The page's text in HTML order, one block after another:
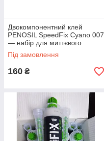
Двокомпонентний клей
PENOSIL SpeedFix Cyano 007
— набір для миттєвого
склеювання 50 г і 200 мл
Під замовлення
160 ₴